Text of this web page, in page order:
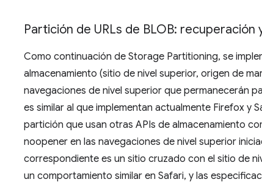
Partición de URLs de BLOB: recuperación
Como continuación de Storage Partitioning, se
almacenamiento (sitio de nivel superior, origen de
navegaciones de nivel superior que permanecerán
es similar al que implementan actualmente Firefox y
partición que usan otras APIs de almacenamiento
noopener en las navegaciones de nivel superior
correspondiente es un sitio cruzado con el sitio de
un comportamiento similar en Safari, y las